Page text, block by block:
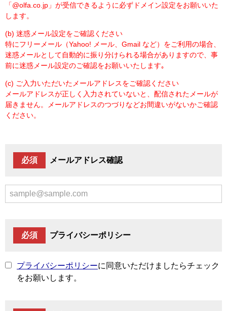
「@olfa.co.jp」が受信できるように必ずドメイン設定をお願いいた
します。
(b) 迷惑メール設定をご確認ください
特にフリーメール（Yahoo! メール、Gmail など）をご利用の場合、
迷惑メールとして自動的に振り分けられる場合がありますので、事
前に迷惑メール設定のご確認をお願いいたします｡
(c) ご入力いただいたメールアドレスをご確認ください
メールアドレスが正しく入力されていないと、配信されたメールが
届きません。メールアドレスのつづりなどお間違いがないかご確認
ください。
必須 メールアドレス確認
必須 プライバシーポリシー
プライバシーポリシーに同意いただけましたらチェック
をお願いします。
プライバシーポリシーに同意いただけましたらチェック
をお願いします。